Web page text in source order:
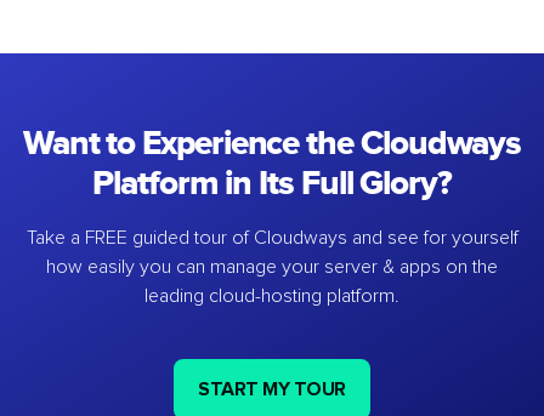
Want to Experience the Cloudways
Platform in Its Full Glory?
Take a FREE guided tour of Cloudways and see for yourself
how easily you can manage your server & apps on the
leading cloud-hosting platform.
START MY TOUR